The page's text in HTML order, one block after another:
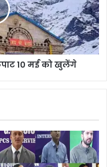
10 मई को खुलेंगे